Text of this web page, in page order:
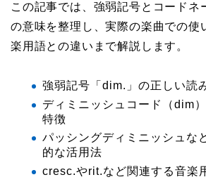
この記事では、強弱記号とコードネ
の意味を整理し、実際の楽曲での使
楽用語との違いまで解説します。
強弱記号「dim.」の正しい読
ディミニッシュコード（dim
特徴
パッシングディミニッシュな
的な活用法
cresc.やrit.など関連する音楽